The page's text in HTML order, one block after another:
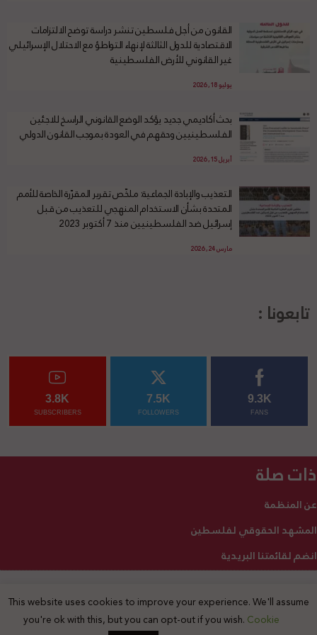
القانون من أجل فلسطين تنشر دراسة توضح الالتزامات
الاقتصادية للدول الثالثة لإنهاء التواطؤ مع الاحتلال الإسرائيلي
غير القانوني للأرض الفلسطينية
يوليو 18, 2026
بحث أكاديمي جديد يؤكد الوضع القانوني الراسخ للاجئين
الفلسطينيين وحقهم في العودة بموجب القانون الدولي
أبريل 15, 2026
التعذيب والإبادة الجماعية: ملخّص تقرير المقرّرة الخاصة للأمم
المتحدة بشأن الاستخدام المنهجي للتعذيب من قبل
إسرائيل ضد الفلسطينيين منذ 7 أكتوبر 2023
مارس 24, 2026
تابعونا :
9.3K
FANS
7.5K
FOLLOWERS
3.8K
SUBSCRIBERS
ذات صلة
عن المنظمة
المشهد الحقوقي لفلسطين
انضم لقائمتنا البريدية
2025 © جميع الحقوق محفوظة
This website uses cookies to improve your experience. We'll assume
you're ok with this, but you can opt-out if you wish. Cookie